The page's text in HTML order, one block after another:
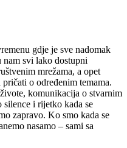
gdje je sve nadomak
svi lako dostupni
mrežama, a opet
o određenim temama.
komunikacija o stvarnim
i rijetko kada se
zapravo. Ko smo kada se
nasamo – sami sa